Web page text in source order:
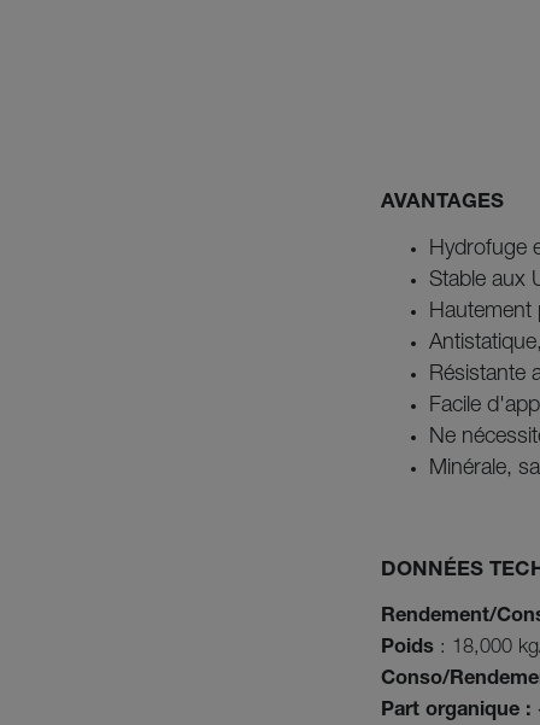
AVANTAGES
Hydrofuge
Stable aux
Hautement
Résistante
Facile
Ne
Minérale,
DONNÉES
Rendement/
Poids : 18,000
Conso/
Part organique :